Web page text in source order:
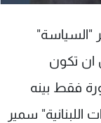
"السياسة"
ان تكون
فقط بينه
اللبنانية" سمير